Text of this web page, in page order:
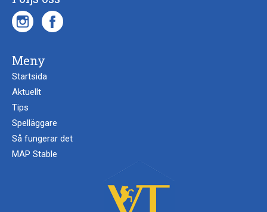
Meny
Startsida
Aktuellt
Tips
Spelläggare
Så fungerar det
MAP Stable